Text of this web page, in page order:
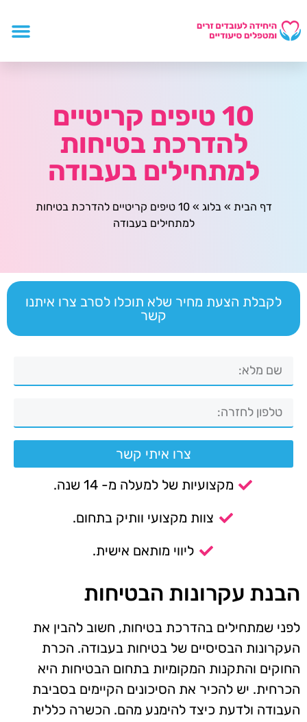
10 טיפים קריטיים
להדרכת בטיחות
למתחילים בעבודה
דף הבית »בלוג »
10 טיפים קריטיים להדרכת בטיחות
למתחילים בעבודה
לקבלת הצעת מחיר שלא תוכלו לסרב צרו איתנו
קשר
צרו איתי קשר
מקצועיות של למעלה מ- 14 שנה.
צוות מקצועי וותיק בתחום.
ליווי מותאם אישית.
הבנת עקרונות הבטיחות
לפני שמתחילים בהדרכת בטיחות, חשוב להבין את
העקרונות הבסיסיים של בטיחות בעבודה. הכרת
החוקים והתקנות המקומיות בתחום הבטיחות היא
הכרחית. יש להכיר את הסיכונים הקיימים בסביבת
העבודה ולדעת כיצד להימנע מהם. הכשרה כללית